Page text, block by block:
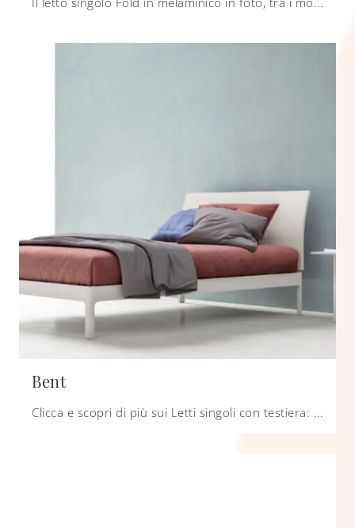
Bent
Clicca e scopri di più sui Letti singoli con testiera: se desideri modelli moderni, il modello Bent Zalf fa al caso tuo.